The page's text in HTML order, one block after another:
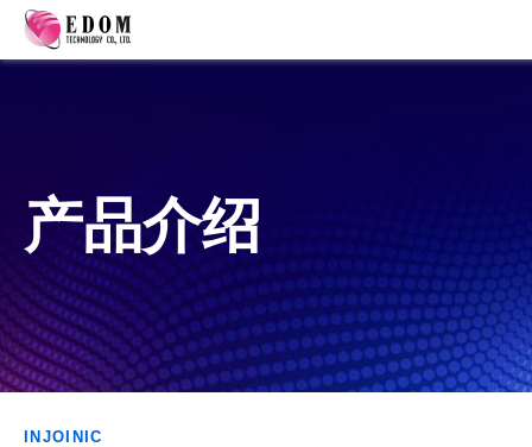
产品介绍
INJOINIC